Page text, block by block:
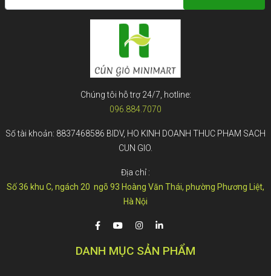
Chúng tôi hỗ trợ 24/7, hotline:
096.884.7070
Số tài khoản: 8837468586 BIDV, HO KINH DOANH THUC PHAM SACH
CUN GIO.
Địa chỉ :
Số 36 khu C, ngách 20 ngõ 93 Hoàng Văn Thái, phường Phương Liệt,
Hà Nội
DANH MỤC SẢN PHẨM